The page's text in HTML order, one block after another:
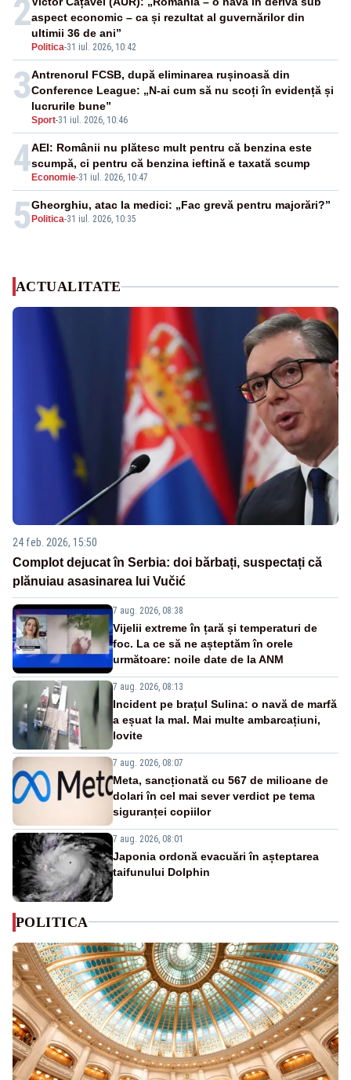
2
Politica-31 iul. 2026, 10:42
aspect economic – ca și rezultat al guvernărilor din
ultimii 36 de ani”
3
Sport-31 iul. 2026, 10:46
Antrenorul FCSB, după eliminarea rușinoasă din
Conference League: „N-ai cum să nu scoți în evidență și
lucrurile bune”
4 Economie-31 iul. 2026, 10:47
AEI: Românii nu plătesc mult pentru că benzina este
scumpă, ci pentru că benzina ieftină e taxată scump
5 Politica-31 iul. 2026, 10:35
Gheorghiu, atac la medici: „Fac grevă pentru majorări?”
ACTUALITATE
24 feb. 2026, 15:50
Complot dejucat în Serbia: doi bărbați, suspectați că
plănuiau asasinarea lui Vučić
7 aug. 2026, 08:38
Vijelii extreme în țară și temperaturi de
foc. La ce să ne așteptăm în orele
următoare: noile date de la ANM
7 aug. 2026, 08:13
Incident pe brațul Sulina: o navă de marfă
a eșuat la mal. Mai multe ambarcațiuni,
lovite
7 aug. 2026, 08:07
Meta, sancționată cu 567 de milioane de
dolari în cel mai sever verdict pe tema
siguranței copiilor
7 aug. 2026, 08:01
Japonia ordonă evacuări în așteptarea
taifunului Dolphin
POLITICA